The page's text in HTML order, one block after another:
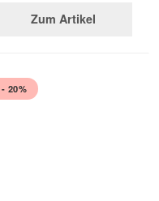
Zum Artikel
- 20%